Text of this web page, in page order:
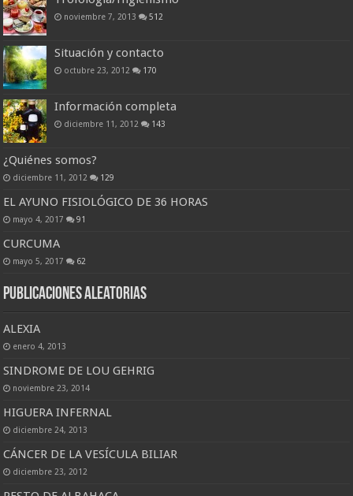
noviembre 7, 2013 512
Situación y contacto
octubre 23, 2012 170
Información completa
diciembre 11, 2012 143
¿Quiénes somos?
diciembre 11, 2012 129
EL AYUNO FISIOLÓGICO DE 36 HORAS
mayo 4, 2017 91
CURCUMA
mayo 5, 2017 62
Publicaciones Aleatorias
ALEXIA
enero 4, 2013
SINDROME DE LOU GEHRIG
noviembre 23, 2014
HIGUERA INFERNAL
diciembre 24, 2013
CÁNCER DE LA VESÍCULA BILIAR
diciembre 23, 2012